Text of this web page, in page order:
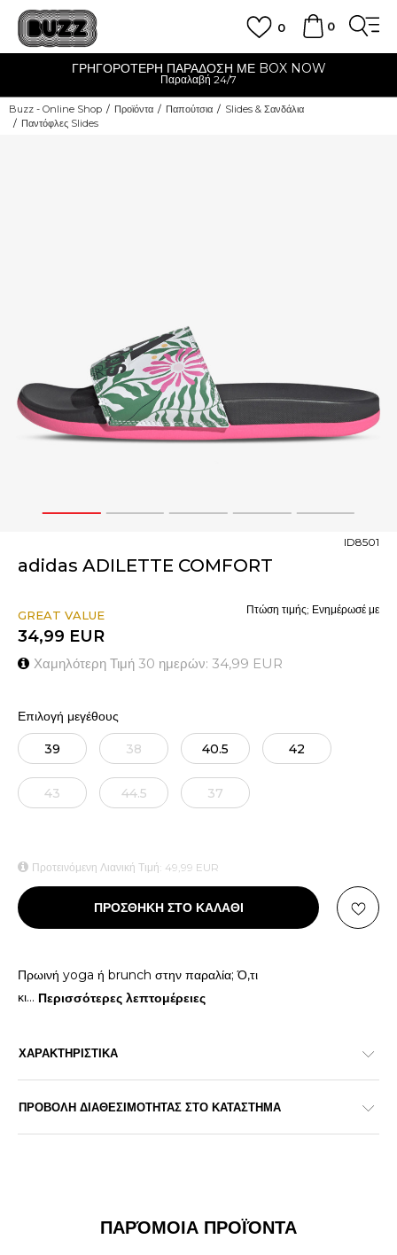
0
0
ΓΡΗΓΟΡΟΤΕΡΗ ΠΑΡΑΔΟΣΗ ΜΕ BOX NOW
Παραλαβή 24/7
Buzz - Online Shop Προϊόντα Παπούτσια
Slides & Σανδάλια
Παντόφλες Slides
1 2 3 4 5
adidas ADILETTE COMFORT
ID8501
GREAT VALUE
34,99 EUR
Χαμηλότερη Τιμή 30 ημερών: 34,99 EUR
Πτώση τιμής; Ενημέρωσέ με
Επιλογή μεγέθους
39 38 40.5 42
43 44.5 37
Προτεινόμενη Λιανική Τιμή: 49,99 EUR
ΠΡΟΣΘΗΚΗ ΣΤΟ ΚΑΛΑΘΙ
Πρωινή yoga ή brunch στην παραλία; Ό,τι
κι... Περισσότερες λεπτομέρειες
ΧΑΡΑΚΤΗΡΙΣΤΙΚΑ
ΠΡΟΒΟΛΗ ΔΙΑΘΕΣΙΜΟΤΗΤΑΣ ΣΤΟ ΚΑΤΑΣΤΗΜΑ
ΠΑΡΌΜΟΙΑ ΠΡΟΪΌΝΤΑ